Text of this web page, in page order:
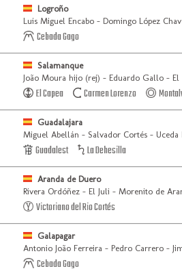
Logroño
Luis Miguel Encabo - Domingo López
Cebada Gago
Salamanque
João Moura hijo (rej) - Eduardo Gallo - El
El Capea Carmen Lorenzo
Guadalajara
Miguel Abellán - Salvador Cortés - Uceda
Guadalest La Dehesilla
Aranda de Duero
Rivera Ordóñez - El Juli - Morenito de
Victoriano del Rio Cortés
Galapagar
Antonio João Ferreira - Pedro Carrero -
Cebada Gago